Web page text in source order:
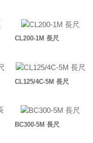
CL200-1M 長尺
CL125/4C-5M 長尺
BC300-5M 長尺